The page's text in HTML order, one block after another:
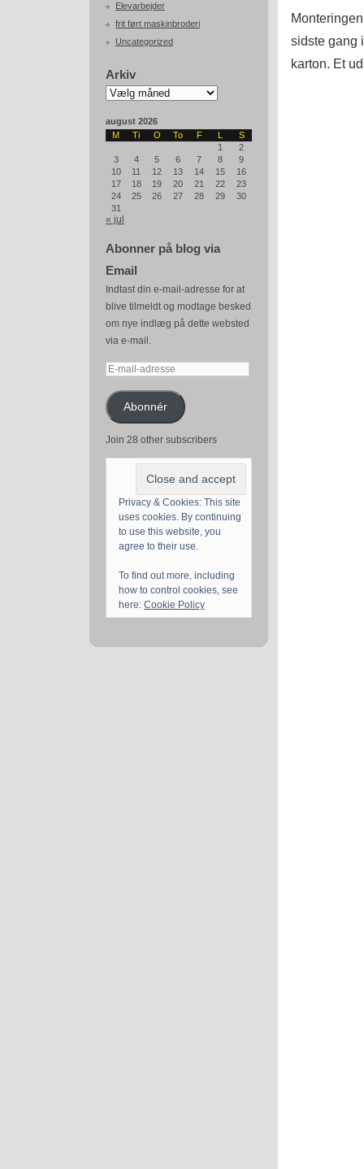
Elevarbejder
frit ført maskinbroderi
Uncategorized
Arkiv
Arkiv
august 2026
M
Ti O To F L
S
1
2
3
4 5 6 7 8
9
10
11 12 13 14 15
16
17
18 19 20 21 22
23
24
25 26 27 28 29
30
31
« jul
Abonner på blog via
Email
Indtast din e-mail-adresse for at
blive tilmeldt og modtage besked
om nye indlæg på dette websted
via e-mail.
E-
adresseAbonnér
Join 28 other subscribers
Privacy & Cookies: This site
uses cookies. By continuing
to use this website, you
agree to their use.
To find out more, including
how to control cookies, see
here: Cookie Policy
sidste gang
karton. Et